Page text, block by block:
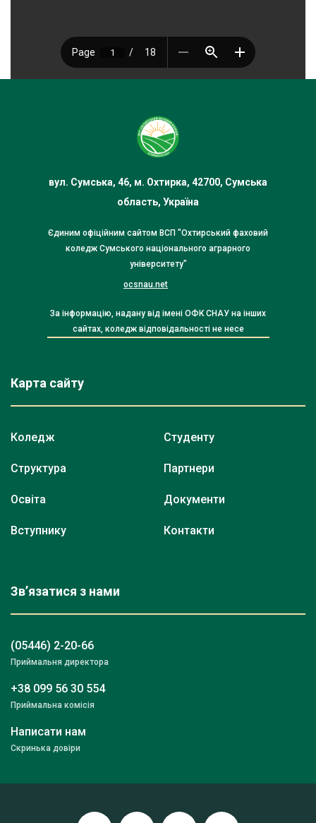
вул. Сумська, 46, м. Охтирка, 42700, Сумська
область, Україна
Єдиним офіційним сайтом ВСП "Охтирський фаховий
коледж Сумського національного аграрного
університету"
ocsnau.net
За інформацію, надану від імені ОФК СНАУ на інших
сайтах, коледж відповідальності не несе
Карта сайту
Коледж
Структура
Освіта
Вступнику
Студенту
Партнери
Документи
Контакти
Зв’язатися з нами
(05446) 2-20-66
Приймальня директора
+38 099 56 30 554
Приймальна комісія
Написати нам
Скринька довіри